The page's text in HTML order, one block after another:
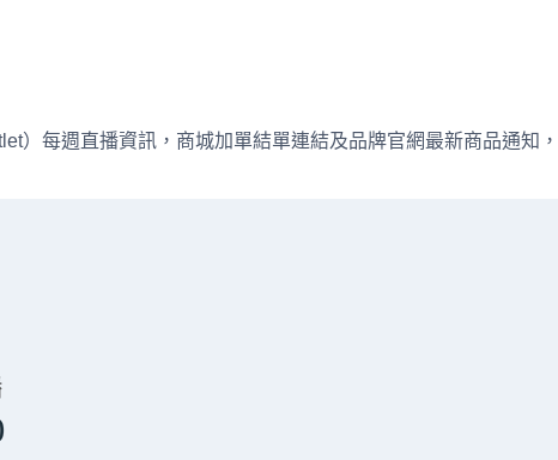
）每週直播資訊，商城加單結單連結及品牌官網最新商品通知